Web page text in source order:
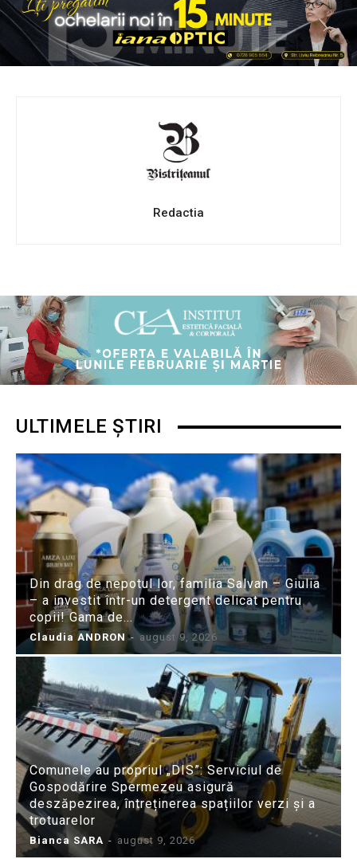
Redactia
ULTIMELE ȘTIRI
Din drag de nepotul lor, familia Salvan – Giulia
– a investit într-un detergent delicat pentru
copii! Gama de...
Claudia ANDRON - august 9, 2026
Comunele au propriul „DIS”: Serviciul de
Gospodărire Spermezeu asigură
deszăpezirea, întreținerea spațiilor verzi și a
trotuarelor
Bianca SARA - august 9, 2026